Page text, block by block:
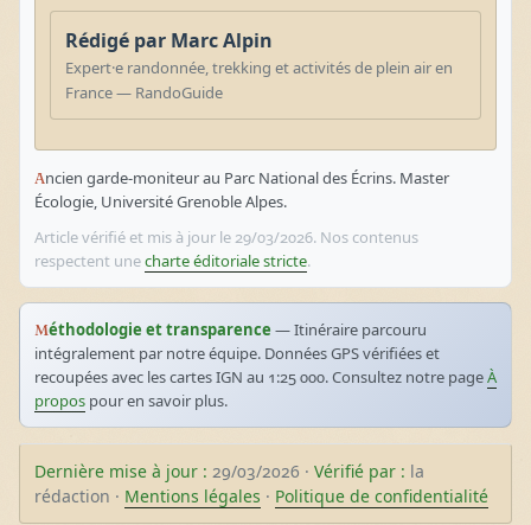
Rédigé par Marc Alpin
Expert·e randonnée, trekking et activités de plein air en
France — RandoGuide
Ancien garde-moniteur au Parc National des Écrins. Master
Écologie, Université Grenoble Alpes.
Article vérifié et mis à jour le 29/03/2026. Nos contenus
respectent unecharte éditoriale stricte.
Méthodologie et transparence — Itinéraire parcouru
intégralement par notre équipe. Données GPS vérifiées et
recoupées avec les cartes IGN au 1:25 000. Consultez notre pageÀ
propos pour en savoir plus.
Dernière mise à jour : 29/03/2026 · Vérifié par : la
rédaction · Mentions légales · Politique de confidentialité